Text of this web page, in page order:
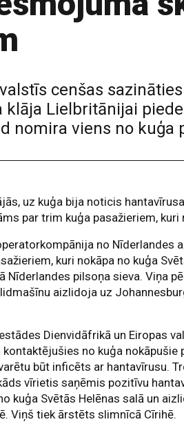
cenšas
Lielbritānijai
nomira viens no kuģa
uz kuģa bija noticis
par trim kuģa pasažieriem, kuri
no Nīderlandes
kuri nokāpa no kuģa
Nīderlandes pilsoņa sieva. Viņa
aizlidoja uz
Dienvidāfrikā un Eiropas
kontaktējušies no kuģa nokāpušie
būt inficēts ar hantavīrusu.
vīrietis saņēmis pozitīvu
kuģa Svētās Helēnas salā un
Viņš tiek ārstēts slimnīcā Cīrihē.